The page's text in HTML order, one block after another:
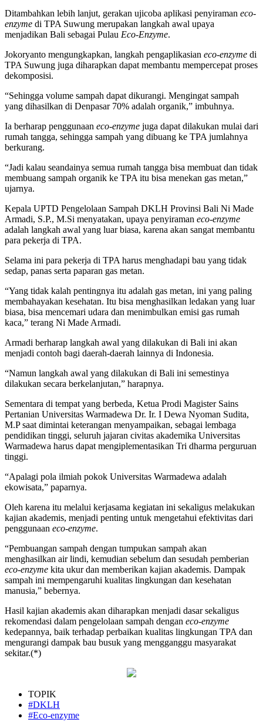
Ditambahkan lebih lanjut, gerakan ujicoba aplikasi penyiraman eco-
enzyme di TPA Suwung merupakan langkah awal upaya
menjadikan Bali sebagai Pulau Eco-Enzyme.
Jokoryanto mengungkapkan, langkah pengaplikasian eco-enzyme di
TPA Suwung juga diharapkan dapat membantu mempercepat proses
dekomposisi.
“Sehingga volume sampah dapat dikurangi. Mengingat sampah
yang dihasilkan di Denpasar 70% adalah organik,” imbuhnya.
Ia berharap penggunaan eco-enzyme juga dapat dilakukan mulai dari
rumah tangga, sehingga sampah yang dibuang ke TPA jumlahnya
berkurang.
“Jadi kalau seandainya semua rumah tangga bisa membuat dan tidak
membuang sampah organik ke TPA itu bisa menekan gas metan,”
ujarnya.
Kepala UPTD Pengelolaan Sampah DKLH Provinsi Bali Ni Made
Armadi, S.P., M.Si menyatakan, upaya penyiraman eco-enzyme
adalah langkah awal yang luar biasa, karena akan sangat membantu
para pekerja di TPA.
Selama ini para pekerja di TPA harus menghadapi bau yang tidak
sedap, panas serta paparan gas metan.
“Yang tidak kalah pentingnya itu adalah gas metan, ini yang paling
membahayakan kesehatan. Itu bisa menghasilkan ledakan yang luar
biasa, bisa mencemari udara dan menimbulkan emisi gas rumah
kaca,” terang Ni Made Armadi.
Armadi berharap langkah awal yang dilakukan di Bali ini akan
menjadi contoh bagi daerah-daerah lainnya di Indonesia.
“Namun langkah awal yang dilakukan di Bali ini semestinya
dilakukan secara berkelanjutan,” harapnya.
Sementara di tempat yang berbeda, Ketua Prodi Magister Sains
Pertanian Universitas Warmadewa Dr. Ir. I Dewa Nyoman Sudita,
M.P saat dimintai keterangan menyampaikan, sebagai lembaga
pendidikan tinggi, seluruh jajaran civitas akademika Universitas
Warmadewa harus dapat mengiplementasikan Tri dharma perguruan
tinggi.
“Apalagi pola ilmiah pokok Universitas Warmadewa adalah
ekowisata,” paparnya.
Oleh karena itu melalui kerjasama kegiatan ini sekaligus melakukan
kajian akademis, menjadi penting untuk mengetahui efektivitas dari
penggunaan eco-enzyme.
“Pembuangan sampah dengan tumpukan sampah akan
menghasilkan air lindi, kemudian sebelum dan sesudah pemberian
eco-enzyme kita ukur dan memberikan kajian akademis. Dampak
sampah ini mempengaruhi kualitas lingkungan dan kesehatan
manusia,” bebernya.
Hasil kajian akademis akan diharapkan menjadi dasar sekaligus
rekomendasi dalam pengelolaan sampah dengan eco-enzyme
kedepannya, baik terhadap perbaikan kualitas lingkungan TPA dan
mengurangi dampak bau busuk yang mengganggu masyarakat
sekitar.(*)
TOPIK
#DKLH
#Eco-enzyme